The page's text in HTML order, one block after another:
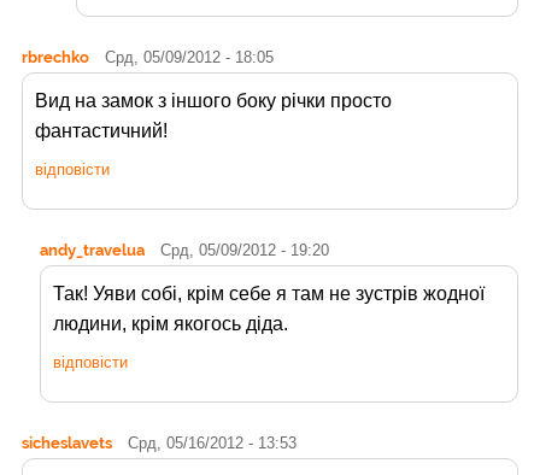
rbrechko Срд, 05/09/2012 - 18:05
Вид на замок з іншого боку річки просто
фантастичний!
відповісти
andy_travelua Срд, 05/09/2012 - 19:20
Так! Уяви собі, крім себе я там не зустрів жодної
людини, крім якогось діда.
відповісти
sicheslavets Срд, 05/16/2012 - 13:53